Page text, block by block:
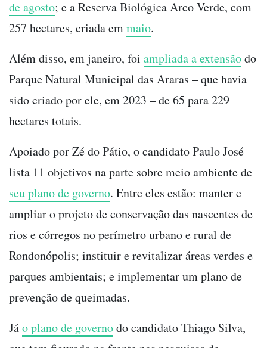
de agosto; e a Reserva Biológica Arco Verde, com
257 hectares, criada emmaio.
Além disso, em janeiro, foi ampliada a extensãodo
Parque Natural Municipal das Araras – que havia
sido criado por ele, em 2023 – de 65 para 229
hectares totais.
Apoiado por Zé do Pátio, o candidato Paulo José
lista 11 objetivos na parte sobre meio ambiente de
seu plano de governo. Entre eles estão: manter e
ampliar o projeto de conservação das nascentes de
rios e córregos no perímetro urbano e rural de
Rondonópolis; instituir e revitalizar áreas verdes e
parques ambientais; e implementar um plano de
prevenção de queimadas.
Jáo plano de governodo candidato Thiago Silva,